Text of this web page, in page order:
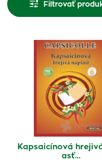
Filtrovať
Kapsaicínová
asť…